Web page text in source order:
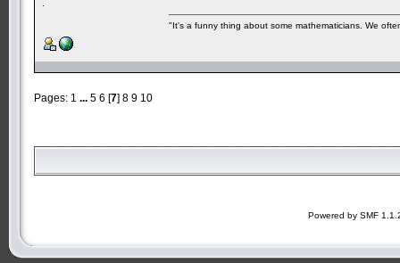
"It's a funny thing about some mathematicians. We
Pages: 1 ... 5 6 [7] 8 9 10
Powered by SMF